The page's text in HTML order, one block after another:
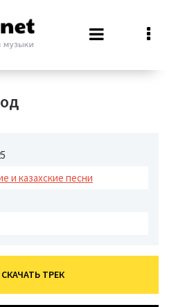
и казахские песни
СКАЧАТЬ ТРЕК